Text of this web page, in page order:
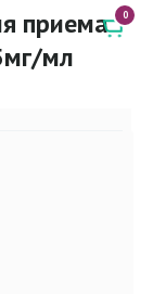
приема
мл
0